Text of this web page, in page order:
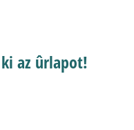
az ûrlapot!